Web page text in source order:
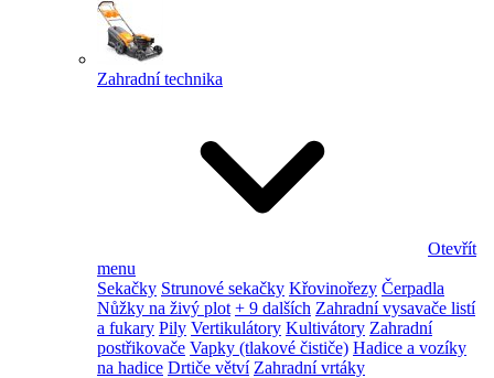
Zahradní technika
Otevřít
menu
Sekačky Strunové sekačky Křovinořezy Čerpadla
Nůžky na živý plot + 9 dalších Zahradní vysavače listí
a fukary Pily Vertikulátory Kultivátory Zahradní
postřikovače Vapky (tlakové čističe) Hadice a vozíky
na hadice Drtiče větví Zahradní vrtáky